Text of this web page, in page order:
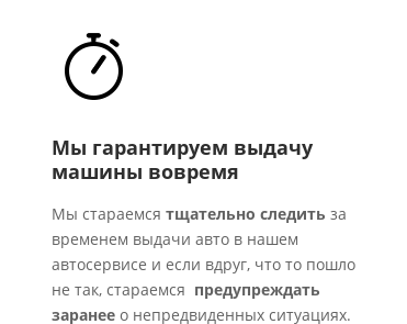
Мы гарантируем выдачу
машины вовремя
Мы стараемся тщательно следить за
временем выдачи авто в нашем
автосервисе и если вдруг, что то пошло
не так, стараемся предупреждать
заранее о непредвиденных ситуациях.​